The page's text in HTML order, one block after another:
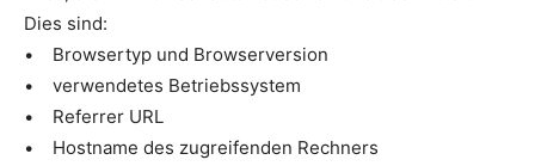
Dies sind:
• Browsertyp und Browserversion
• verwendetes Betriebssystem
• Referrer URL
• Hostname des zugreifenden Rechners